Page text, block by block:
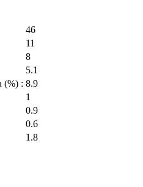
46
11
8
5.1
(%) : 8.9
1
0.9
0.6
1.8